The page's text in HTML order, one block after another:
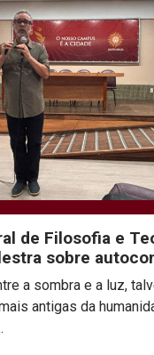
de Filosofia e
sobre
a sombra e a luz,
antigas da